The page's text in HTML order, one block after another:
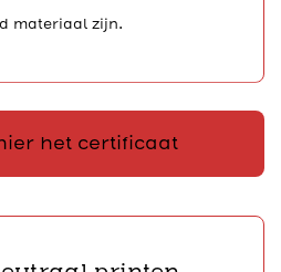
materiaal zijn.
het certificaat